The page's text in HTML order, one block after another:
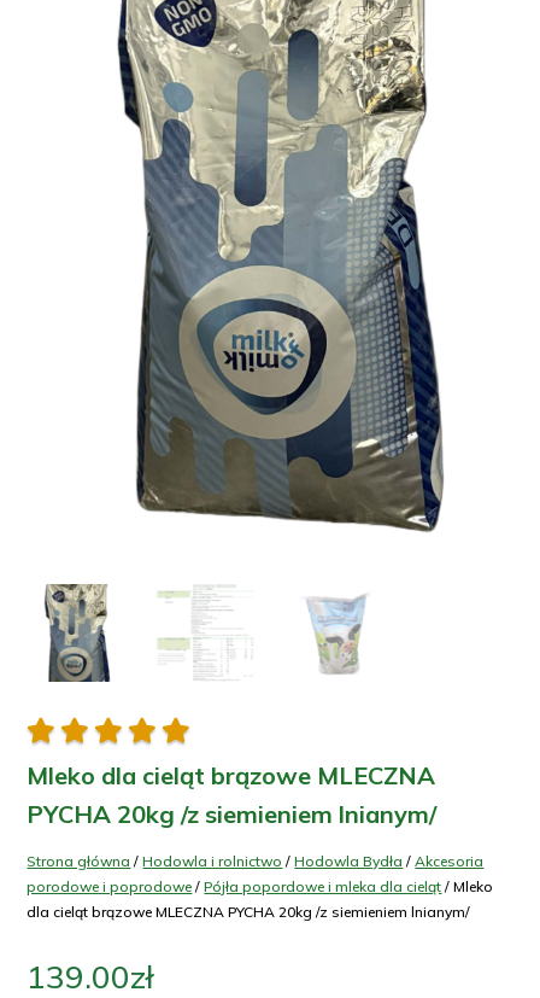
    
Mleko dla cieląt brązowe MLECZNA
PYCHA 20kg /z siemieniem lnianym/
Strona główna /Hodowla i rolnictwo /Hodowla Bydła /Akcesoria
porodowe i poprodowe /Pójła popordowe i mleka dla cieląt / Mleko
dla cieląt brązowe MLECZNA PYCHA 20kg /z siemieniem lnianym/
139.00zł